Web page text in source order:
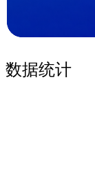
数据统计